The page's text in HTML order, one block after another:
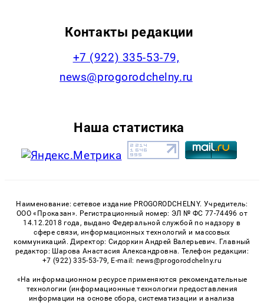
Контакты редакции
+7 (922) 335-53-79,
news@progorodchelny.ru
Наша статистика
Наименование: сетевое издание PROGORODCHELNY. Учредитель:
ООО «Проказан». Регистрационный номер: ЭЛ № ФС 77-74496 от
14.12.2018 года, выдано Федеральной службой по надзору в
сфере связи, информационных технологий и массовых
коммуникаций. Директор: Сидоркин Андрей Валерьевич. Главный
редактор: Шарова Анастасия Александровна. Телефон редакции:
+7 (922) 335-53-79, E-mail: news@progorodchelny.ru
«На информационном ресурсе применяются рекомендательные
технологии (информационные технологии предоставления
информации на основе сбора, систематизации и анализа